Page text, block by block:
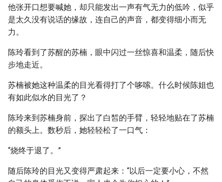
他张开口想要喊她，却只能发出一声有气无力的低吟，似乎
是太久没有说话的缘故，连自己的声音，都变得细小而无
力。
陈玲看到了苏醒的苏楠，眼中闪过一丝惊喜和温柔，随后快
步地走近。
苏楠被她这种温柔的目光看得打了个哆嗦。什么时候陈姐也
有如此似水的目光了？
陈玲来到苏楠身前，探出了白皙的手臂，轻轻地贴在了苏楠
的额头上。数秒后，她轻轻松了一口气：
“烧终于退了。”
随后陈玲的目光又变得严肃起来：“以后一定要小心，不然